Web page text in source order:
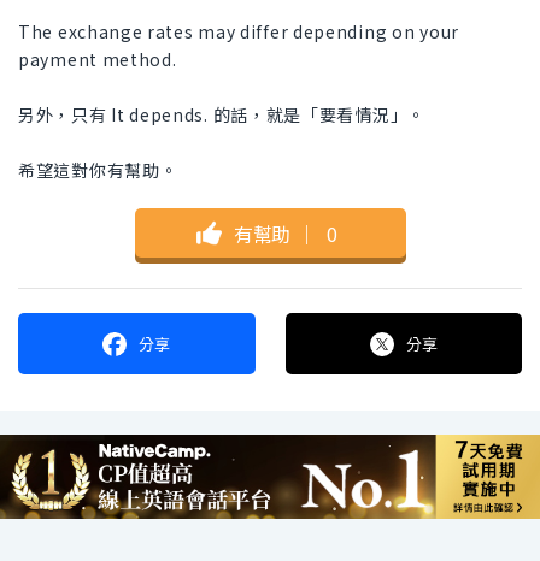
The exchange rates may differ depending on your
payment method.
另外，只有 It depends. 的話，就是「要看情況」。
希望這對你有幫助。
有幫助 ｜ 0
分享 分享